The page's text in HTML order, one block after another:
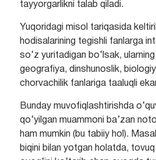
tayyorgarlikni talab qiladi.
Yuqoridagi misol tariqasida
hodisalarining tegishli fanlarga
so‘z yuritadigan bo‘lsak,
geografiya, dinshunoslik,
chorvachilik fanlariga taaluqli
Bunday muvofiqlashtirishda
qo‘yilgan muammoni ba’zan
ham mumkin (bu tabiiy hol).
biqini bilan yotgan holatda, tovuq